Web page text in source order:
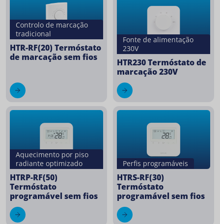
Controlo de marcação
tradicional
HTR-RF(20) Termóstato
de marcação sem fios
Fonte de alimentação
230V
HTR230 Termóstato de
marcação 230V
Aquecimento por piso
radiante optimizado
HTRP-RF(50)
Termóstato
programável sem fios
Perfis programáveis
HTRS-RF(30)
Termóstato
programável sem fios